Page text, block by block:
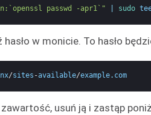
passwd -apr1`" sudo
w monicie. To hasło
/sites -available/example. com
usuń ją i zastąp